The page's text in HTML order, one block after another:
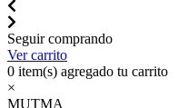
Seguir comprando
Ver carrito
0 item(s) agregado tu carrito
×
MUTMA